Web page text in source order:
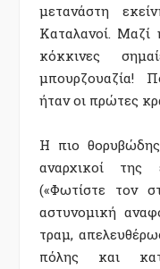
μετανάστη
Καταλανοί. Μαζί
κόκκινες
μπουρζουαζία!
ήταν οι πρώτες
Η πιο
αναρχικοί
(«Φωτίστε τον
αστυνομική
τραμ,
πόλης και